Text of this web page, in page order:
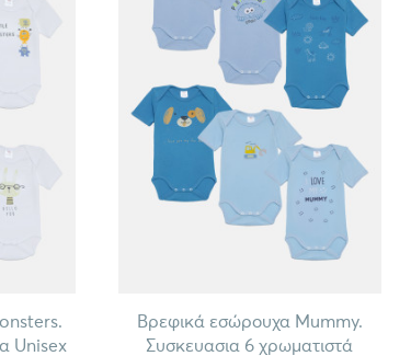
Unisex
Βρεφικά εσώρουχα Mummy.
Συσκευασια 6 χρωματιστά